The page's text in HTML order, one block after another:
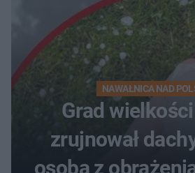
NAWAŁNICA NAD
Grad
zrujnował
osoba z